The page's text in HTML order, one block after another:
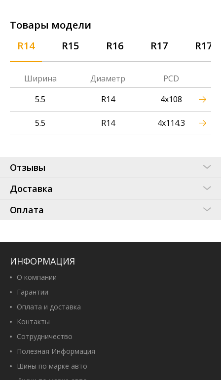
Товары модели
R14
R15 R16 R17 R17.5
Ширина Диаметр
PCD
5.5
R14 4x108
5.5 R14 4x114.3
Отзывы
Доставка
Оплата
ИНФОРМАЦИЯ
О компании
Гарантии
Оплата и доставка
Контакты
Сотрудничество
Полезная Информация
Шины по марке авто